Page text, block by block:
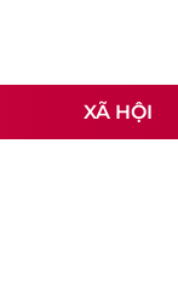
XÃ HỘI